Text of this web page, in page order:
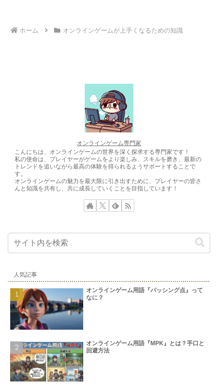
ャラクターの成長と評価の重要な指標に
でゲームを楽しむことができます。ま
楽しめます。
ホーム オンラインゲームが上手くなるための知識
オンラインゲーム専門家
こんにちは、オンラインゲームの世界を深く探求する専門家です！
私の使命は、プレイヤーがゲームをより楽しみ、スキルを磨き、最新の
トレンドを追いながら最高の体験を得られるようサポートすることで
す。
オンラインゲームの魅力を最大限に引き出すために、プレイヤーの皆さ
んと知識を共有し、共に成長していくことを目指しています！
人気記事
オンラインゲーム用語『パッシング点』って
なに？
オンラインゲーム用語『MPK』とは？手口と
回避方法